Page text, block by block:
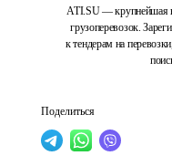
ATI.SU — крупнейшая
грузоперевозок.
к тендерам на
Поделиться